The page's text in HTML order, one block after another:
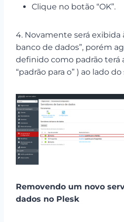
Clique no botão “OK”.
4. Novamente será exibida
banco de dados”, porém
definido como padrão terá
“padrão para o” ) ao lado
Removendo um novo
dados no Plesk